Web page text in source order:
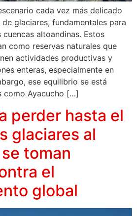
cada vez más delicado
glaciares, fundamentales para
cuencas altoandinas. Estos
como reservas naturales que
actividades productivas y
enteras, especialmente en
ese equilibrio se está
como Ayacucho […]
perder hasta el
glaciares al
toman
el
global